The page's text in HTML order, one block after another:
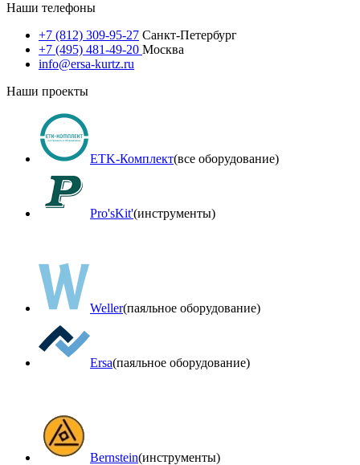
Наши телефоны
+7 (812) 309-95-27 Санкт-Петербург
+7 (495) 481-49-20 Москва
info@ersa-kurtz.ru
Наши проекты
ETK-Комплект(все оборудование)
Pro'sKit'(инструменты)
Weller(паяльное оборудование)
Ersa(паяльное оборудование)
Bernstein(инструменты)